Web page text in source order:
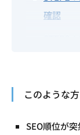
確認
STEP3
【原因別
原因①：
このような
SEO順位が